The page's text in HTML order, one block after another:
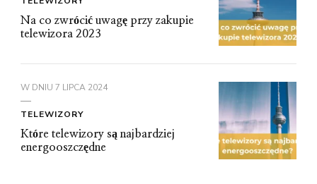
Na co zwrócić uwagę przy zakupie
telewizora 2023
W DNIU 7 LIPCA 2024
TELEWIZORY
Które telewizory są najbardziej
energooszczędne